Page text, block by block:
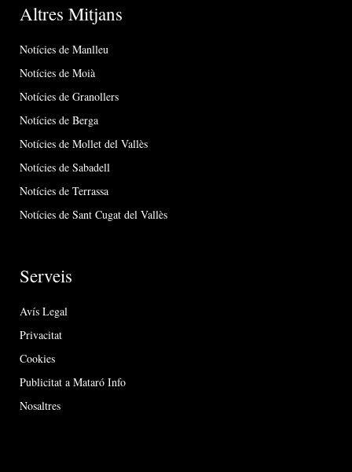
Altres Mitjans
Notícies de Manlleu
Notícies de Moià
Notícies de Granollers
Notícies de Berga
Notícies de Mollet del Vallès
Notícies de Sabadell
Notícies de Terrassa
Notícies de Sant Cugat del Vallès
Serveis
Avís Legal
Privacitat
Cookies
Publicitat a Mataró Info
Nosaltres